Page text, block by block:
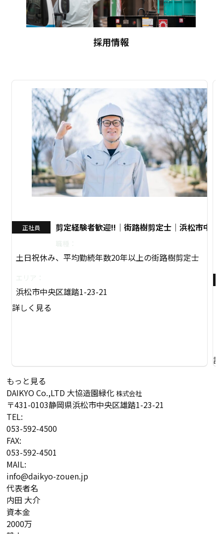
採用情報
正社員 剪定経験者歓迎!!｜街路樹剪定士｜浜松市中央
土日祝休み、平均勤続年数20年以上の街路樹剪定士
浜松市中央区雄踏1-23-21
詳しく見る
もっと見る
DAIKYO Co.,LTD 大協造園緑化 株式会社
〒431-0103静岡県浜松市中央区雄踏1-23-21
TEL:
053-592-4500
FAX:
053-592-4501
MAIL:
info@daikyo-zouen.jp
代表者名
内田 大介
資本金
2000万